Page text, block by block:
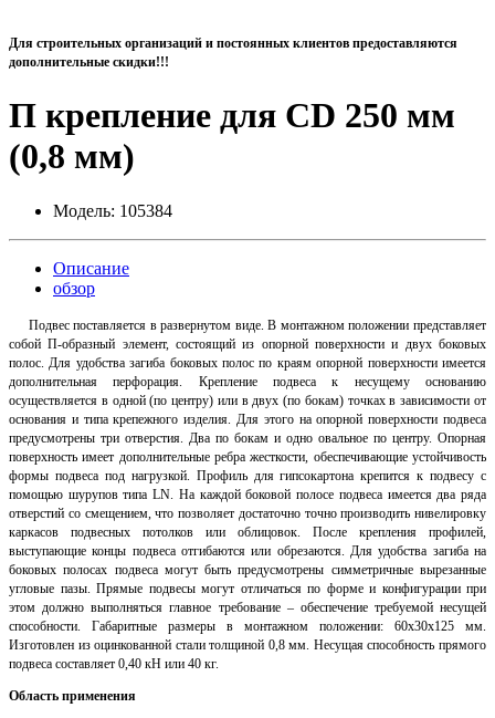
Для строительных организаций и постоянных клиентов предоставляются
дополнительные скидки!!!
П крепление для СD 250 мм
(0,8 мм)
Модель: 105384
Описание
обзор
Подвес поставляется в развернутом виде. В монтажном положении представляет
собой П-образный элемент, состоящий из опорной поверхности и двух боковых
полос. Для удобства загиба боковых полос по краям опорной поверхности имеется
дополнительная перфорация. Крепление подвеса к несущему основанию
осуществляется в одной (по центру) или в двух (по бокам) точках в зависимости от
основания и типа крепежного изделия. Для этого на опорной поверхности подвеса
предусмотрены три отверстия. Два по бокам и одно овальное по центру. Опорная
поверхность имеет дополнительные ребра жесткости, обеспечивающие устойчивость
формы подвеса под нагрузкой. Профиль для гипсокартона крепится к подвесу с
помощью шурупов типа LN. На каждой боковой полосе подвеса имеется два ряда
отверстий со смещением, что позволяет достаточно точно производить нивелировку
каркасов подвесных потолков или облицовок. После крепления профилей,
выступающие концы подвеса отгибаются или обрезаются. Для удобства загиба на
боковых полосах подвеса могут быть предусмотрены симметричные вырезанные
угловые пазы. Прямые подвесы могут отличаться по форме и конфигурации при
этом должно выполняться главное требование – обеспечение требуемой несущей
способности. Габаритные размеры в монтажном положении: 60х30х125 мм.
Изготовлен из оцинкованной стали толщиной 0,8 мм. Несущая способность прямого
подвеса составляет 0,40 кН или 40 кг.
Область применения